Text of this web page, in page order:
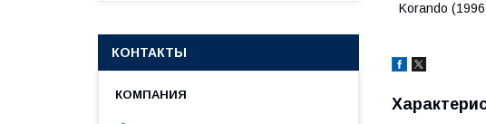
Korando
КОНТАКТЫ